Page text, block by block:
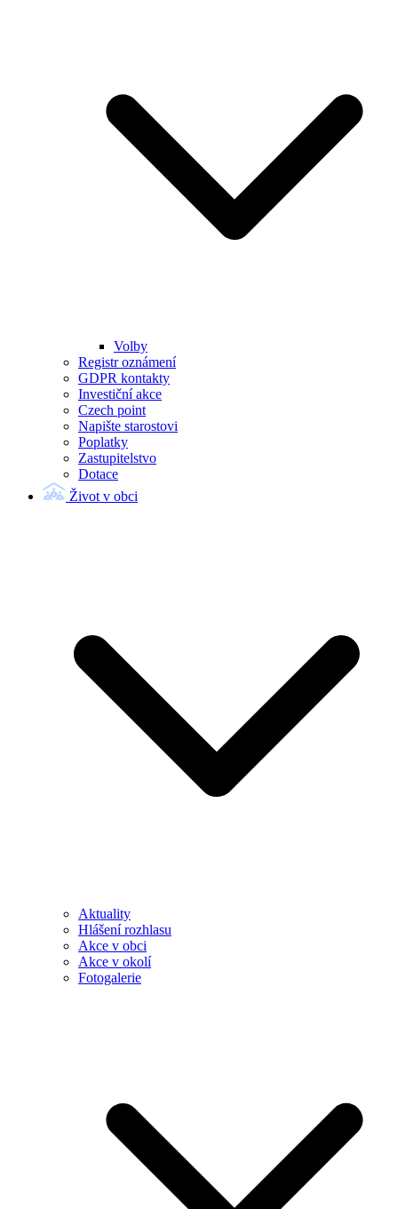
Volby
Registr oznámení
GDPR kontakty
Investiční akce
Czech point
Napište starostovi
Poplatky
Zastupitelstvo
Dotace
Život v obci
Aktuality
Hlášení rozhlasu
Akce v obci
Akce v okolí
Fotogalerie